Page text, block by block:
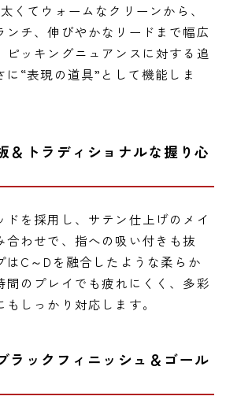
くてウォームなクリーンから、
ンチ、伸びやかなリードまで幅広
ピッキングニュアンスに対する追
“表現の道具”として機能しま
＆トラディショナルな握り心
ドを採用し、サテン仕上げのメイ
合わせで、指への吸い付きも抜
はC～Dを融合したような柔らか
間のプレイでも疲れにくく、多彩
しっかり対応します。
ラックフィニッシュ＆ゴール